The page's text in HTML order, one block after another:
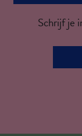
Schrijf je